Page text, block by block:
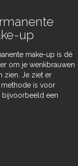
up
make-up is dé
om je wenkbrauwen
zien. Je ziet er
is voor
bijvoorbeeld een